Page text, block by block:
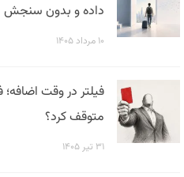
داده و بدون سنجش
۱۰ مرداد ۱۴۰۵
متوقف کرد؟
۳۱ تیر ۱۴۰۵